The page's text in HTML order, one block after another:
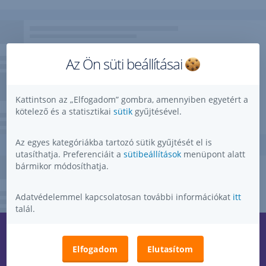
Kérdése, ötlete, kérése, észrevétele van?
Megnyitás
Az Ön süti beállításai
Kattintson az „Elfogadom” gombra, amennyiben egyetért a
kötelező és a statisztikai sütik gyűjtésével.
Az egyes kategóriákba tartozó sütik gyűjtését el is
utasíthatja. Preferenciáit a sütibeállítások menüpont alatt
bármikor módosíthatja.
Adatvédelemmel kapcsolatosan további információkat itt
talál.
Elfogadom Elutasítom